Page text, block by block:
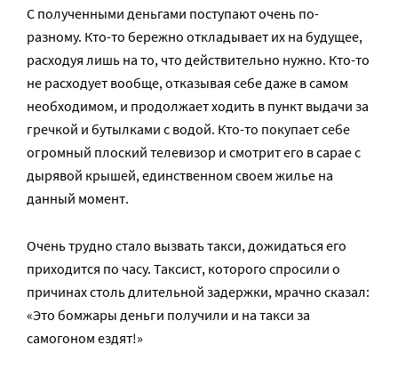
С полученными деньгами поступают очень по-
разному. Кто-то бережно откладывает их на будущее,
расходуя лишь на то, что действительно нужно. Кто-то
не расходует вообще, отказывая себе даже в самом
необходимом, и продолжает ходить в пункт выдачи за
гречкой и бутылками с водой. Кто-то покупает себе
огромный плоский телевизор и смотрит его в сарае с
дырявой крышей, единственном своем жилье на
данный момент.
Очень трудно стало вызвать такси, дожидаться его
приходится по часу. Таксист, которого спросили о
причинах столь длительной задержки, мрачно сказал:
«Это бомжары деньги получили и на такси за
самогоном ездят!»